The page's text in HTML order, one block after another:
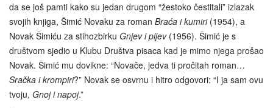
da se još pamti kako su jedan drugom “žestoko čestitali” izlazak
svojih knjiga, Šimić Novaku za roman Braća i kumiri(1954), a
Novak Šimiću za stihozbirku Gnjev i pijev(1956). Šimić je s
društvom sjedio u Klubu Društva pisaca kad je mimo njega prošao
Novak. Šimić mu dovikne: “Novače, jedva ti pročitah roman…
Sračka i krompiri?” Novak se osvrnu i hitro odgovori: “I ja sam ovu
tvoju, Gnoj i napoj.”